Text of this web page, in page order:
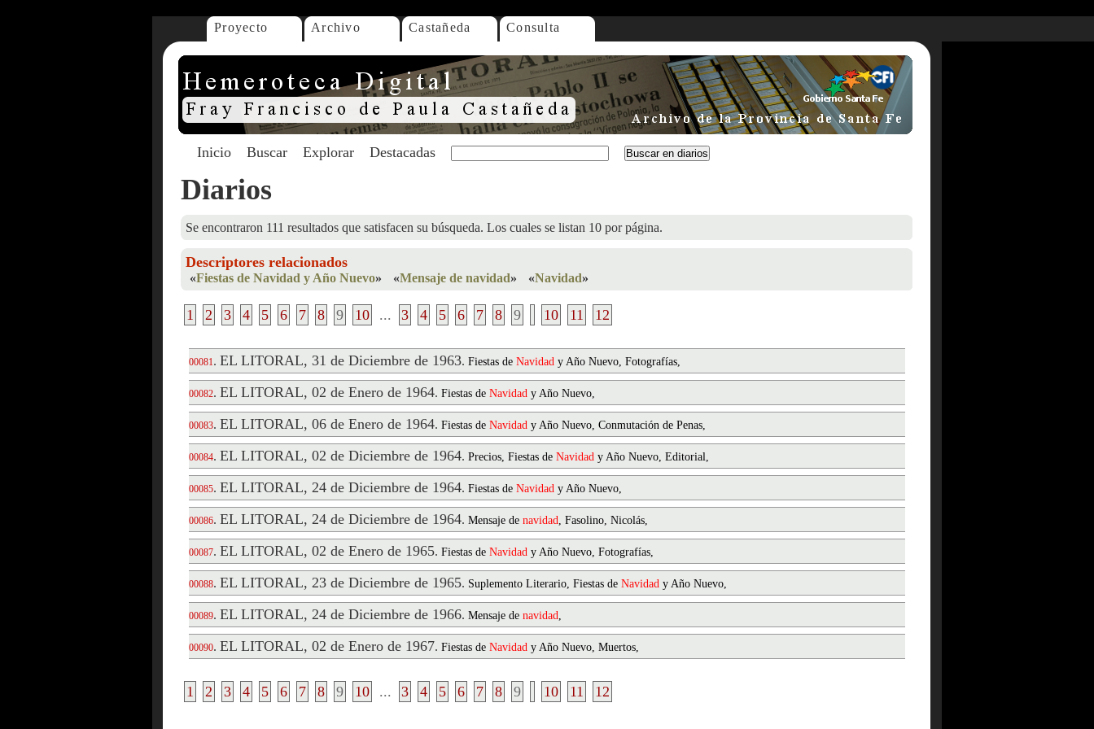
Proyecto Archivo Castañeda Consulta
Inicio Buscar Explorar Destacadas
Diarios
Se encontraron 111 resultados que satisfacen su búsqueda. Los cuales se listan 10 por página.
Descriptores relacionados
«Fiestas de Navidad y Año Nuevo» «Mensaje de navidad» «Navidad»
1 2 3 4 5 6 7 8 9 10 ... 3 4 5 6 7 8 9 10 11 12
00081. EL LITORAL, 31 de Diciembre de 1963. Fiestas de Navidad y Año Nuevo, Fotografías,
00082. EL LITORAL, 02 de Enero de 1964. Fiestas de Navidad y Año Nuevo,
00083. EL LITORAL, 06 de Enero de 1964. Fiestas de Navidad y Año Nuevo, Conmutación de Penas,
00084. EL LITORAL, 02 de Diciembre de 1964. Precios, Fiestas de Navidad y Año Nuevo, Editorial,
00085. EL LITORAL, 24 de Diciembre de 1964. Fiestas de Navidad y Año Nuevo,
00086. EL LITORAL, 24 de Diciembre de 1964. Mensaje de navidad, Fasolino, Nicolás,
00087. EL LITORAL, 02 de Enero de 1965. Fiestas de Navidad y Año Nuevo, Fotografías,
00088. EL LITORAL, 23 de Diciembre de 1965. Suplemento Literario, Fiestas de Navidad y Año Nuevo,
00089. EL LITORAL, 24 de Diciembre de 1966. Mensaje de navidad,
00090. EL LITORAL, 02 de Enero de 1967. Fiestas de Navidad y Año Nuevo, Muertos,
1 2 3 4 5 6 7 8 9 10 ... 3 4 5 6 7 8 9 10 11 12